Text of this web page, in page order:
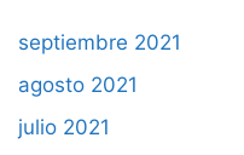
septiembre 2021
agosto 2021
julio 2021